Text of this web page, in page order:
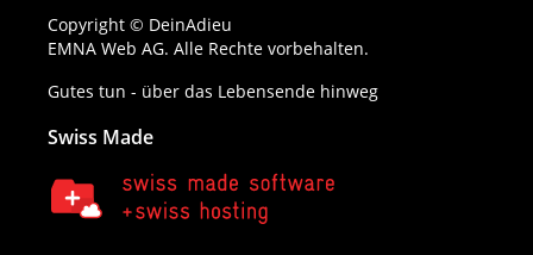
Copyright © DeinAdieu
EMNA Web AG. Alle Rechte vorbehalten.
Gutes tun - über das Lebensende hinweg
Swiss Made